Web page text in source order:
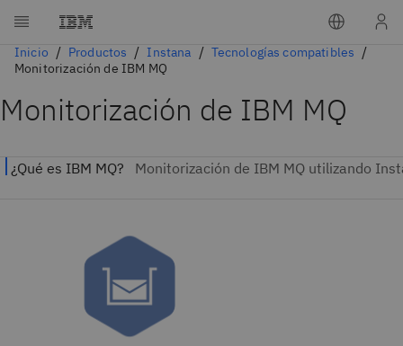
Inicio Productos Instana
Tecnologías compatibles
Monitorización de IBM MQ
Monitorización de IBM MQ